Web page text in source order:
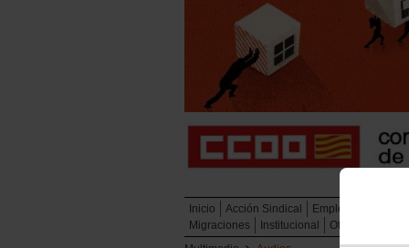
Inicio Acción Sindical Empleo
Migraciones
Institucional Oficina de